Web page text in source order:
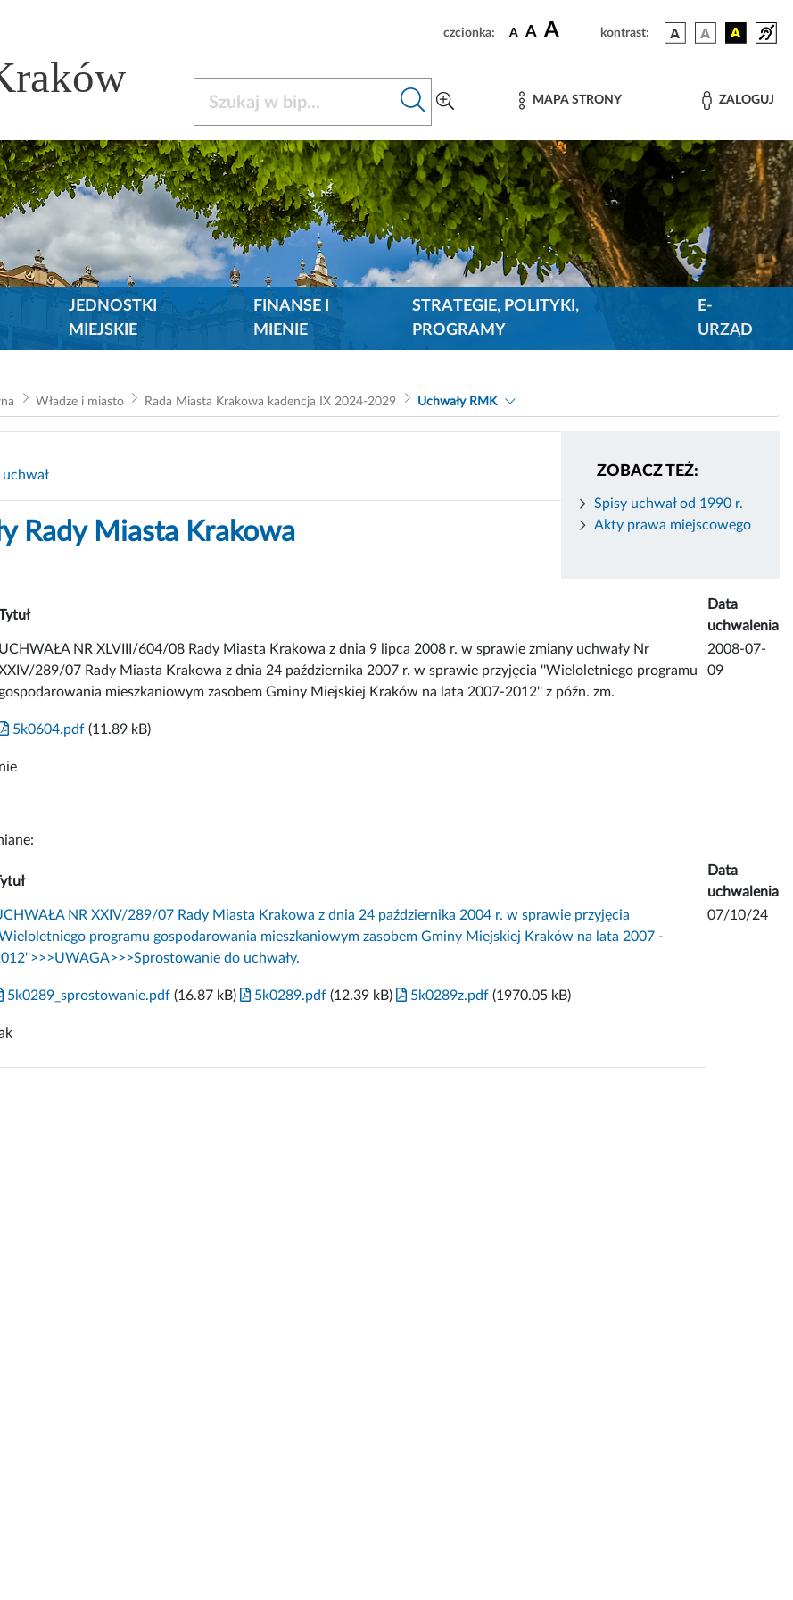
czcionka: A A A kontrast:
MAPA STRONY ZALOGUJ
JEDNOSTKI
MIEJSKIE
FINANSE I
MIENIE
STRATEGIE, POLITYKI,
PROGRAMY
E-
URZĄD
Władze i miasto Rada Miasta Krakowa kadencja IX 2024-2029 Uchwały RMK
ZOBACZ TEŻ:
Spisy uchwał od 1990 r.
Akty prawa miejscowego
Rady Miasta Krakowa
Data
uchwalenia
UCHWAŁA NR XLVIII/604/08 Rady Miasta Krakowa z dnia 9 lipca 2008 r. w sprawie zmiany uchwały Nr
289/07 Rady Miasta Krakowa z dnia 24 października 2007 r. w sprawie przyjęcia ''Wieloletniego programu
gospodarowania mieszkaniowym zasobem Gminy Miejskiej Kraków na lata 2007-2012'' z późn. zm.
2008-07-
09
5k0604.pdf (11.89 kB)
nie
Data
uchwalenia
NR XXIV/289/07 Rady Miasta Krakowa z dnia 24 października 2004 r. w sprawie przyjęcia
programu gospodarowania mieszkaniowym zasobem Gminy Miejskiej Kraków na lata 2007 -
do uchwały.
07/10/24
5k0289_sprostowanie.pdf (16.87 kB) 5k0289.pdf (12.39 kB) 5k0289z.pdf (1970.05 kB)